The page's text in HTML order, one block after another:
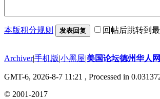
本版积分规则 发表回复 回帖后跳转到
Archiver|手机版|小黑屋|美国论坛德州华人网
GMT-6, 2026-8-7 11:21 , Processed in
© 2001-2017